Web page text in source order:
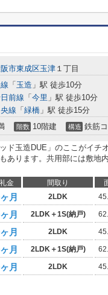
市東成区玉津 １丁目
「 玉造 」駅 徒歩10分
前線 「 今里 」駅 徒歩10分
線 「 緑橋 」駅 徒歩15分
階数 10階建 構造 鉄筋
ッド玉造DUE」のここがイ
あります。共用部には敷地
礼金 間取り
月 2LDK
月 2LDK＋1S(納戸)
月 2LDK
月 2LDK＋1S(納戸)
月 2LDK